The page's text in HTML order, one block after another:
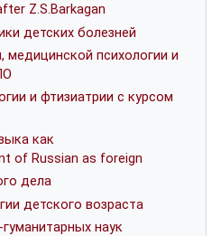
Z.S.Barkagan
детских болезней
медицинской психологии и
и фтизиатрии с курсом
как
of Russian as foreign
дела
детского возраста
наук